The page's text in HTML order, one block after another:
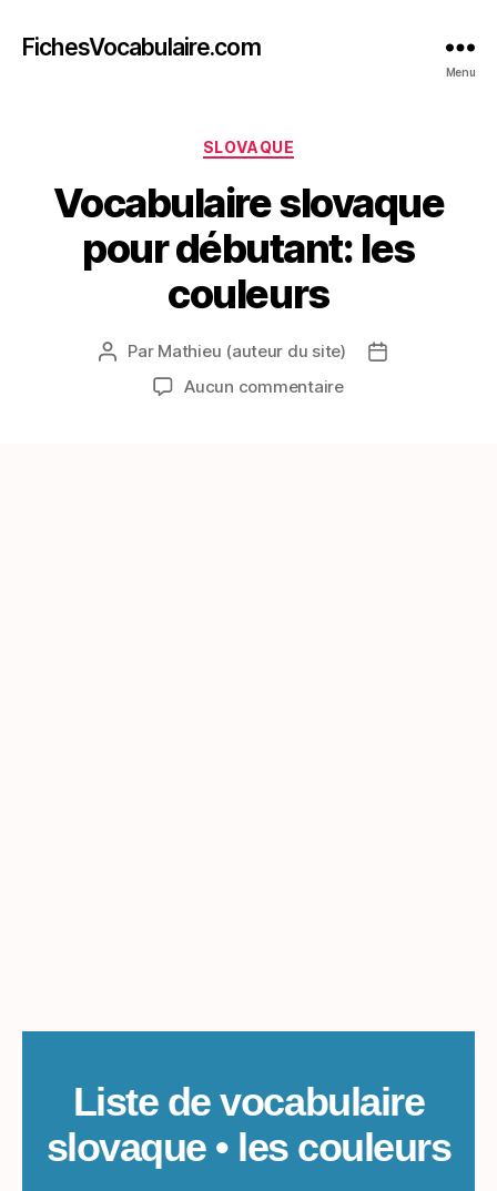
FichesVocabulaire.com
Menu
Catégories
SLOVAQUE
Vocabulaire slovaque
pour débutant: les
couleurs
Auteur
l’article
Par Mathieu (auteur du site)
Date
Aucun commentairesur
Liste de vocabulaire
slovaque • les couleurs